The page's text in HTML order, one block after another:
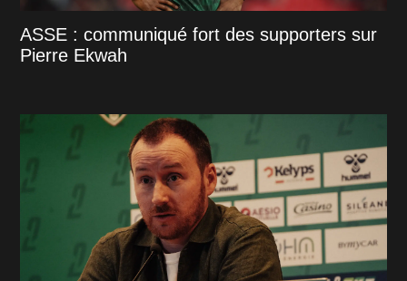
ASSE : communiqué fort des supporters sur
Pierre Ekwah